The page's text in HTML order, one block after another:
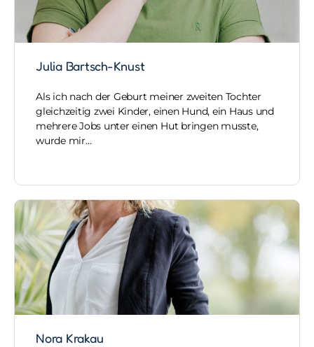
Julia Bartsch-Knust
Als ich nach der Geburt meiner zweiten Tochter
gleichzeitig zwei Kinder, einen Hund, ein Haus und
mehrere Jobs unter einen Hut bringen musste,
wurde mir…
Nora Krakau